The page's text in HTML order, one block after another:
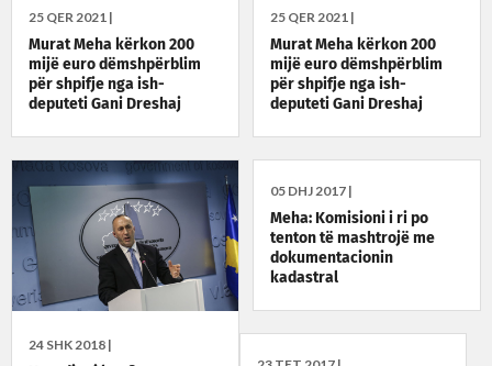
25 QER 2021 |
Murat Meha kërkon 200
mijë euro dëmshpërblim
për shpifje nga ish-
deputeti Gani Dreshaj
25 QER 2021 |
Murat Meha kërkon 200
mijë euro dëmshpërblim
për shpifje nga ish-
deputeti Gani Dreshaj
24 SHK 2018 |
05 DHJ 2017 |
Meha: Komisioni i ri po
tenton të mashtrojë me
dokumentacionin
kadastral